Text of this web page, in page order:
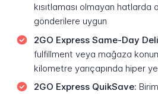
kısıtlaması olmayan hatlarda
gönderilere uygun
2GO Express Same-Day
fulfillment veya mağaza
kilometre yarıçapında hiper
2GO Express QuikSave: